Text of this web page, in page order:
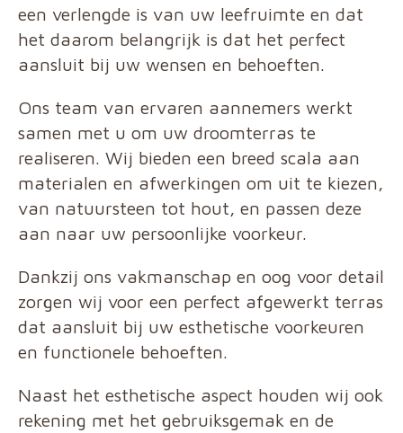
een verlengde is van uw leefruimte en dat
het daarom belangrijk is dat het perfect
aansluit bij uw wensen en behoeften.
Ons team van ervaren aannemers werkt
samen met u om uw droomterras te
realiseren. Wij bieden een breed scala aan
materialen en afwerkingen om uit te kiezen,
van natuursteen tot hout, en passen deze
aan naar uw persoonlijke voorkeur.
Dankzij ons vakmanschap en oog voor detail
zorgen wij voor een perfect afgewerkt terras
dat aansluit bij uw esthetische voorkeuren
en functionele behoeften.
Naast het esthetische aspect houden wij ook
rekening met het gebruiksgemak en de